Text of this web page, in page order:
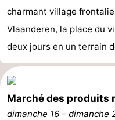
manger
Pratiques
Forum
Route
-
charmant village
Vlaanderen, la place du
deux jours en un terrain
Marché des produits
dimanche 16 – dimanche